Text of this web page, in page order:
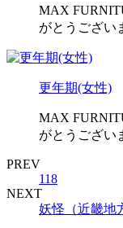
MAX
がとうござい
更年期(女性)
MAX
がとうござい
PREV
118
NEXT
妖怪（近畿地